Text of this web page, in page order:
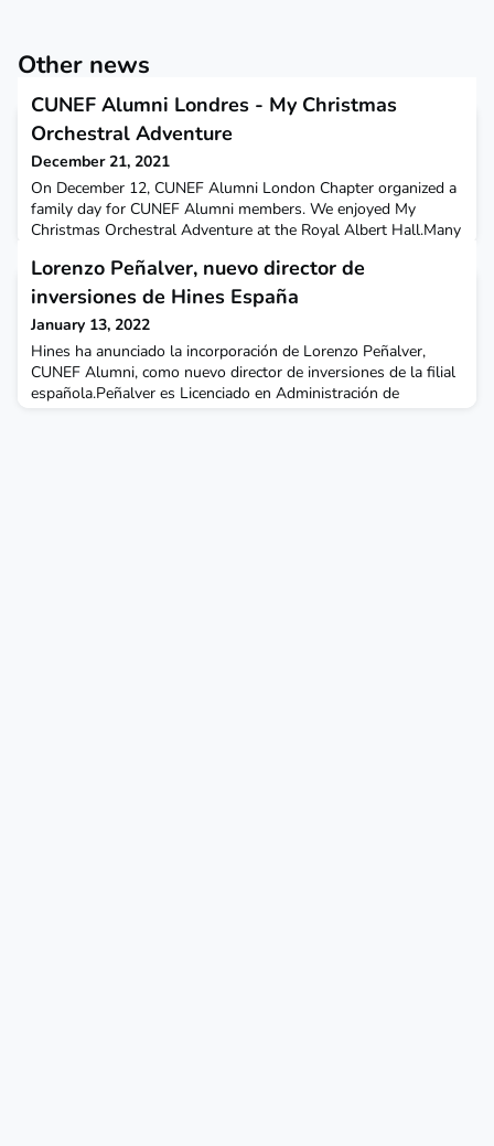
Other news
CUNEF Alumni Londres - My Christmas
Orchestral Adventure
December 21, 2021
On December 12, CUNEF Alumni London Chapter organized a
family day for CUNEF Alumni members. We enjoyed My
Christmas Orchestral Adventure at the Royal Albert Hall.Many
the pictures of the event in this link.
Lorenzo Peñalver, nuevo director de
inversiones de Hines España
January 13, 2022
Hines ha anunciado la incorporación de Lorenzo Peñalver,
CUNEF Alumni, como nuevo director de inversiones de la filial
española.Peñalver es Licenciado en Administración de